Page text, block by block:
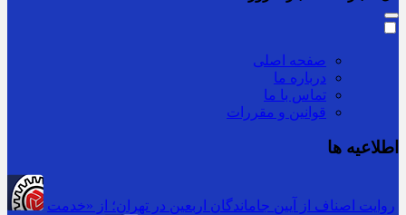
صفحه اصلی
درباره ما
تماس با ما
قوانین و مقررات
اطلاعیه ها
روایت اصناف از آیین جاماندگان اربعین در تهران؛ از «خدمت